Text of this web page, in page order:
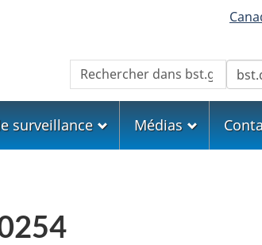
Rechercher
surveillance Médias